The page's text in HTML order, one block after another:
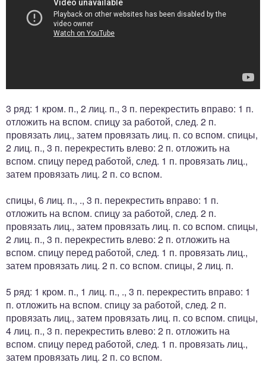
3 ряд: 1 кром. п., 2 лиц. п., 3 п. перекрестить вправо: 1 п.
отложить на вспом. спицу за работой, след. 2 п.
провязать лиц., затем провязать лиц. п. со вспом. спицы,
2 лиц. п., 3 п. перекрестить влево: 2 п. отложить на
вспом. спицу перед работой, след. 1 п. провязать лиц.,
затем провязать лиц. 2 п. со вспом.
спицы, 6 лиц. п., ., 3 п. перекрестить вправо: 1 п.
отложить на вспом. спицу за работой, след. 2 п.
провязать лиц., затем провязать лиц. п. со вспом. спицы,
2 лиц. п., 3 п. перекрестить влево: 2 п. отложить на
вспом. спицу перед работой, след. 1 п. провязать лиц.,
затем провязать лиц. 2 п. со вспом. спицы, 2 лиц. п.
5 ряд: 1 кром. п., 1 лиц. п., ., 3 п. перекрестить вправо: 1
п. отложить на вспом. спицу за работой, след. 2 п.
провязать лиц., затем провязать лиц. п. со вспом. спицы,
4 лиц. п., 3 п. перекрестить влево: 2 п. отложить на
вспом. спицу перед работой, след. 1 п. провязать лиц.,
затем провязать лиц. 2 п. со вспом.